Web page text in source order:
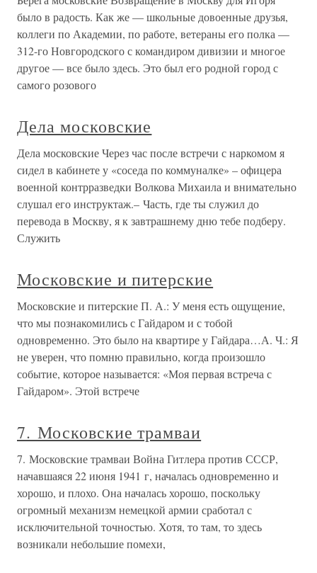
было в радость. Как же — школьные довоенные друзья,
коллеги по Академии, по работе, ветераны его полка —
312-го Новгородского с командиром дивизии и многое
другое — все было здесь. Это был его родной город с
самого розового
Дела московские
Дела московские Через час после встречи с наркомом я
сидел в кабинете у «соседа по коммуналке» – офицера
военной контрразведки Волкова Михаила и внимательно
слушал его инструктаж.– Часть, где ты служил до
перевода в Москву, я к завтрашнему дню тебе подберу.
Служить
Московские и питерские
Московские и питерские П. А.: У меня есть ощущение,
что мы познакомились с Гайдаром и с тобой
одновременно. Это было на квартире у Гайдара…А. Ч.: Я
не уверен, что помню правильно, когда произошло
событие, которое называется: «Моя первая встреча с
Гайдаром». Этой встрече
7. Московские трамваи
7. Московские трамваи Война Гитлера против СССР,
начавшаяся 22 июня 1941 г, началась одновременно и
хорошо, и плохо. Она началась хорошо, поскольку
огромный механизм немецкой армии сработал с
исключительной точностью. Хотя, то там, то здесь
возникали небольшие помехи,